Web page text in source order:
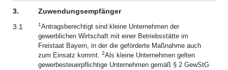
3.
Zuwendungsempfänger
3.1
1Antragsberechtigt sind kleine Unternehmen der
gewerblichen Wirtschaft mit einer Betriebsstätte im
Freistaat Bayern, in der die geförderte Maßnahme auch
zum Einsatz kommt. 2Als kleine Unternehmen gelten
gewerbesteuerpflichtige Unternehmen gemäß § 2 GewStG